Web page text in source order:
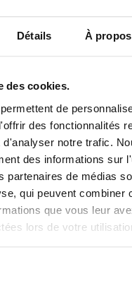
Détails À
des cookies.
de
des fonctionnalités
notre trafic.
des informations sur
partenaires de médias
qui peuvent combiner
que vous leur
lors de votre
The Offer You Can't
Refuse
Steven Van Belleghem
Couverture souple
2020 256
€37,50